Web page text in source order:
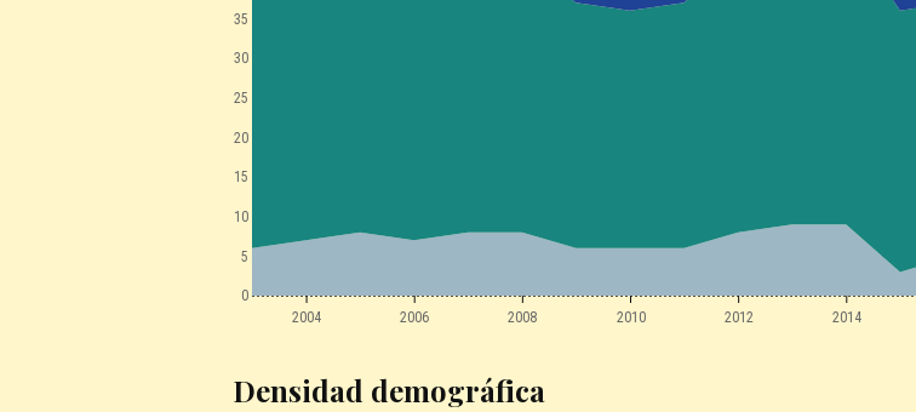
2004 2006 2008 2010 2012 2014
0
5
10
15
20
25
30
35
Densidad demográfica